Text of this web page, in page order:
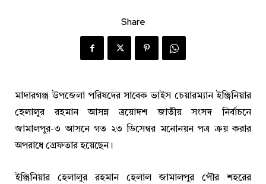
Share
মাদারগঞ্জ উপজেলা পরিষদের সাবেক ভাইস চেয়ারম্যান ইঞ্জিনিয়ার
হেলালুর রহমান আসন্ন ত্রয়োদশ জাতীয় সংসদ নির্বাচনে
জামালপুর-৩ আসনে গত ২৩ ডিসেম্বর মনোনয়ন পত্র ক্রয় করার
অপরাধে গ্রেফতার হয়েছেন।
ইঞ্জিনিয়ার হেলালুর রহমান হেলাল জামালপুর পৌর শহরের